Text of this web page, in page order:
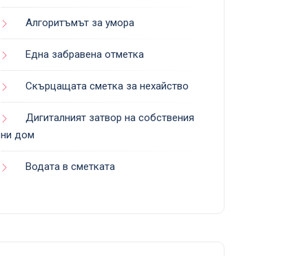
Алгоритъмът за умора
Една забравена отметка
Скърцащата сметка за нехайство
Дигиталният затвор на собствения
ни дом
Водата в сметката